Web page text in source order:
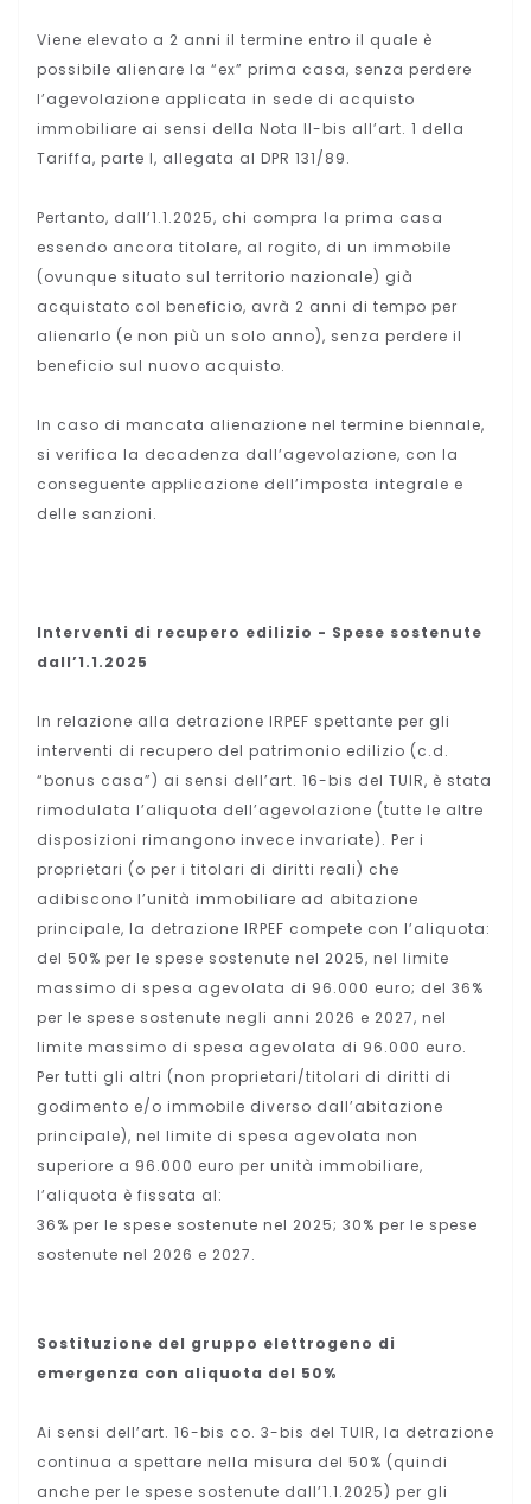
Viene elevato a 2 anni il termine entro il quale è
possibile alienare la “ex” prima casa, senza perdere
l’agevolazione applicata in sede di acquisto
immobiliare ai sensi della Nota II-bis all’art. 1 della
Tariffa, parte I, allegata al DPR 131/89.
Pertanto, dall’1.1.2025, chi compra la prima casa
essendo ancora titolare, al rogito, di un immobile
(ovunque situato sul territorio nazionale) già
acquistato col beneficio, avrà 2 anni di tempo per
alienarlo (e non più un solo anno), senza perdere il
beneficio sul nuovo acquisto.
In caso di mancata alienazione nel termine biennale,
si verifica la decadenza dall’agevolazione, con la
conseguente applicazione dell’imposta integrale e
delle sanzioni.
Interventi di recupero edilizio - Spese sostenute
dall’1.1.2025
In relazione alla detrazione IRPEF spettante per gli
interventi di recupero del patrimonio edilizio (c.d.
“bonus casa”) ai sensi dell’art. 16-bis del TUIR, è stata
rimodulata l’aliquota dell’agevolazione (tutte le altre
disposizioni rimangono invece invariate). Per i
proprietari (o per i titolari di diritti reali) che
adibiscono l’unità immobiliare ad abitazione
principale, la detrazione IRPEF compete con l’aliquota:
del 50% per le spese sostenute nel 2025, nel limite
massimo di spesa agevolata di 96.000 euro; del 36%
per le spese sostenute negli anni 2026 e 2027, nel
limite massimo di spesa agevolata di 96.000 euro.
Per tutti gli altri (non proprietari/titolari di diritti di
godimento e/o immobile diverso dall’abitazione
principale), nel limite di spesa agevolata non
superiore a 96.000 euro per unità immobiliare,
l’aliquota è fissata al:
36% per le spese sostenute nel 2025; 30% per le spese
sostenute nel 2026 e 2027.
Sostituzione del gruppo elettrogeno di
emergenza con aliquota del 50%
Ai sensi dell’art. 16-bis co. 3-bis del TUIR, la detrazione
continua a spettare nella misura del 50% (quindi
anche per le spese sostenute dall’1.1.2025) per gli